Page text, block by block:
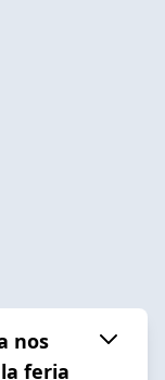
nos
feria